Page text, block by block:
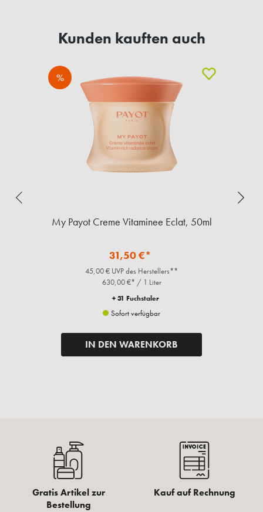
Kunden kauften auch
%
My Payot Creme Vitaminee Eclat, 50ml
31,50 €*
45,00 € UVP des Herstellers**
630,00 €* / 1 Liter
+ 31 Fuchstaler
Sofort verfügbar
IN DEN WARENKORB
Gratis Artikel zur
Bestellung
Kauf auf Rechnung